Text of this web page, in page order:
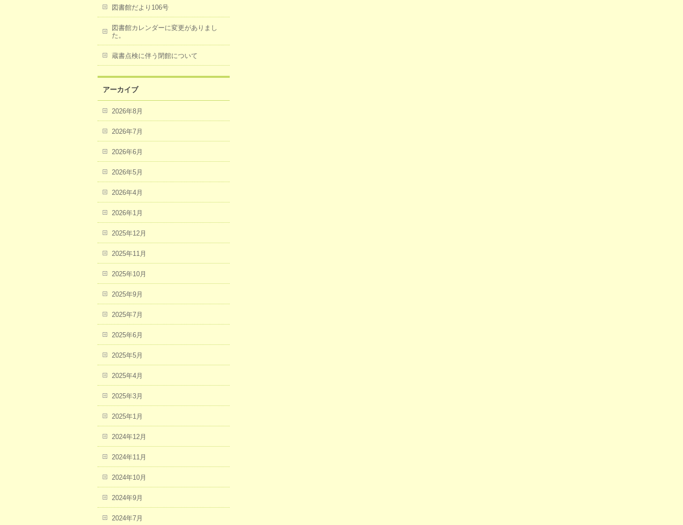
図書館だより106号
図書館カレンダーに変更がありまし
た。
蔵書点検に伴う閉館について
アーカイブ
2026年8月
2026年7月
2026年6月
2026年5月
2026年4月
2026年1月
2025年12月
2025年11月
2025年10月
2025年9月
2025年7月
2025年6月
2025年5月
2025年4月
2025年3月
2025年1月
2024年12月
2024年11月
2024年10月
2024年9月
2024年7月